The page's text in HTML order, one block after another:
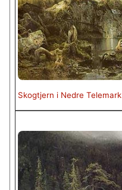
Skogtjern i Nedre Telemark